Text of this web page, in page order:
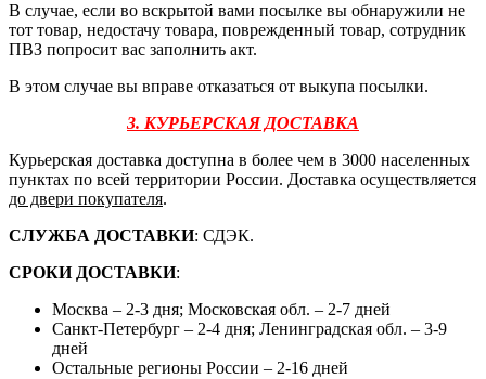
В случае, если во вскрытой вами посылке вы обнаружили не
тот товар, недостачу товара, поврежденный товар, сотрудник
ПВЗ попросит вас заполнить акт.
В этом случае вы вправе отказаться от выкупа посылки.
3. КУРЬЕРСКАЯ ДОСТАВКА
Курьерская доставка доступна в более чем в 3000 населенных
пунктах по всей территории России. Доставка осуществляется
до двери покупателя.
СЛУЖБА ДОСТАВКИ: СДЭК.
СРОКИ ДОСТАВКИ:
Москва – 2-3 дня; Московская обл. – 2-7 дней
Санкт-Петербург – 2-4 дня; Ленинградская обл. – 3-9
дней
Остальные регионы России – 2-16 дней